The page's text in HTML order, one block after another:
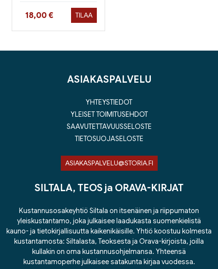
Hinta nyt
18,00 € TILAA
ASIAKASPALVELU
YHTEYSTIEDOT
YLEISET TOIMITUSEHDOT
SAAVUTETTAVUUSSELOSTE
TIETOSUOJASELOSTE
ASIAKASPALVELU@STORIA.FI
SILTALA, TEOS ja ORAVA-KIRJAT
Kustannusosakeyhtiö Siltala on itsenäinen ja riippumaton
yleiskustantamo, joka julkaisee laadukasta suomenkielistä
kauno- ja tietokirjallisuutta kaikenikäisille. Yhtiö koostuu kolmesta
kustantamosta: Siltalasta, Teoksesta ja Orava-kirjoista, joilla
kullakin on oma kustannusohjelmansa. Yhteensä
kustantamoperhe julkaisee satakunta kirjaa vuodessa.